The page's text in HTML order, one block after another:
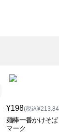
¥198(税込
麺棒一番かけそ
マーク